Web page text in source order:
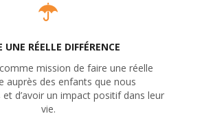
UNE RÉELLE DIFFÉRENCE
mission de faire une réelle
auprès des enfants que nous
d’avoir un impact positif dans leur
vie.